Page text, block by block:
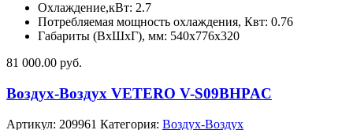
Охлаждение,кВт: 2.7
Потребляемая мощность охлаждения, Квт: 0.76
Габариты (ВхШхГ), мм: 540x776x320
81 000.00 руб.
Воздух-Воздух VETERO V-S09BHPAC
Артикул: 209961 Категория: Воздух-Воздух